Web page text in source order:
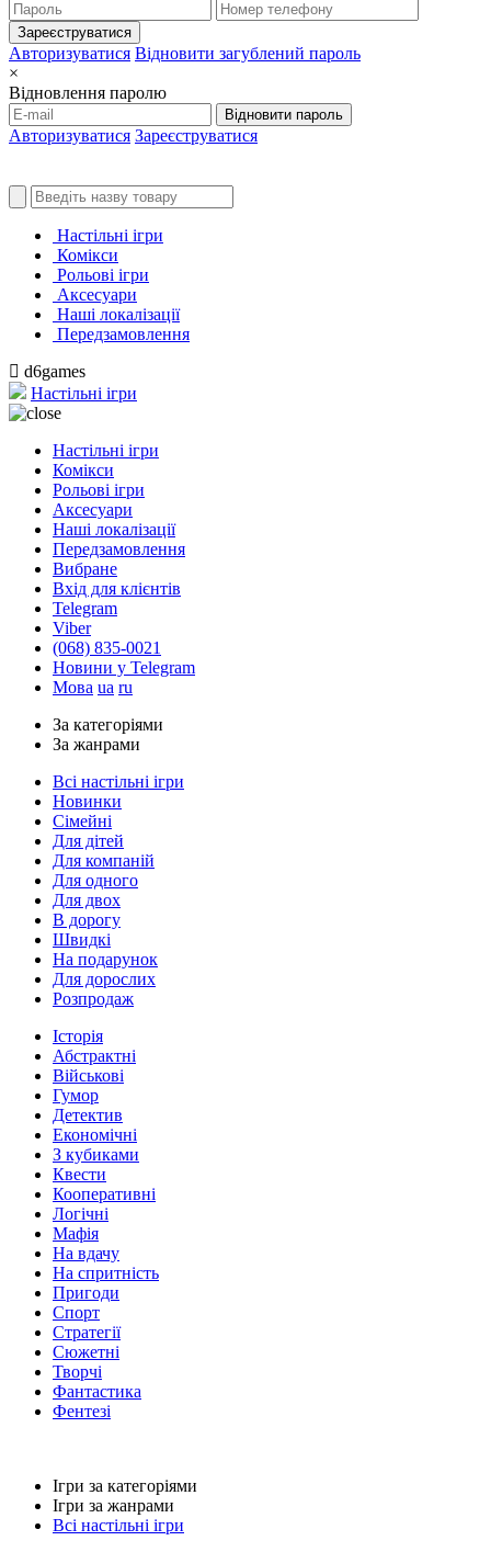
Зареєструватися
Авторизуватися Відновити загублений пароль
×
Відновлення паролю
Відновити пароль
Авторизуватися Зареєструватися
Настільні ігри
Комікси
Рольові ігри
Аксесуари
Наші локалізації
Передзамовлення
d6games
Настільні ігри
Настільні ігри
Комікси
Рольові ігри
Аксесуари
Наші локалізації
Передзамовлення
Вибране
Вхід для клієнтів
Telegram
Viber
(068) 835-0021
Новини у Telegram
Мова ua ru
За категоріями
За жанрами
Всі настільні ігри
Новинки
Сімейні
Для дітей
Для компаній
Для одного
Для двох
В дорогу
Швидкі
На подарунок
Для дорослих
Розпродаж
Історія
Абстрактні
Військові
Гумор
Детектив
Економічні
З кубиками
Квести
Кооперативні
Логічні
Мафія
На вдачу
На спритність
Пригоди
Спорт
Стратегії
Сюжетні
Творчі
Фантастика
Фентезі
Ігри за категоріями
Ігри за жанрами
Всі настільні ігри